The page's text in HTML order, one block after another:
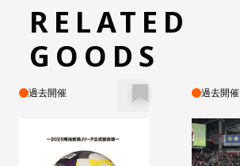
**Sapporo
RELATED
GOODS
過去開催 過去開催